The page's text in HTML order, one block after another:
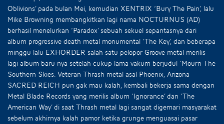
Oblivions’ pada bulan Mei, kemudian XENTRIX ‘Bury The Pain’, lalu
Mike Browning membangkitkan lagi nama NOCTURNUS (AD)
berhasil menelurkan ‘Paradox’ sebuah sekuel sepantasnya dari
album progressive death metal monumental ‘The Key’, dan beberapa
minggu lalu EXHORDER salah satu pelopor Groove metal merilis
lagi album baru nya setelah cukup lama vakum berjudul ‘Mourn The
Southern Skies. Veteran Thrash metal asal Phoenix, Arizona
SACRED REICH pun gak mau kalah, kembali bekerja sama dengan
Metal Blade Records yang merilis album ‘Ignorance’ dan ‘The
American Way’ di saat Thrash metal lagi sangat digemari masyarakat
sebelum akhirnya kalah pamor ketika grunge menguasai pasar